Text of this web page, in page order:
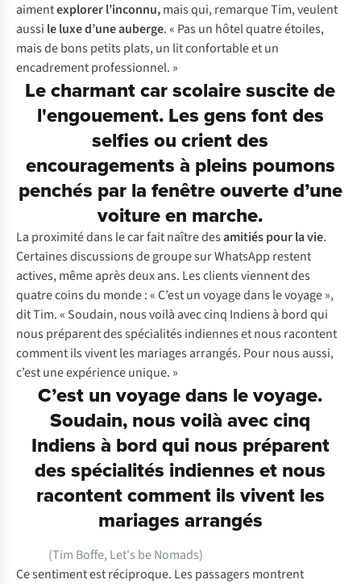
aimentexplorer l’inconnu,mais qui, remarque Tim, veulent
aussi le luxe d’une auberge. « Pas un hôtel quatre étoiles,
mais de bons petits plats, un lit confortable et un
encadrement professionnel. »
Le charmant car scolaire suscite de
l'engouement. Les gens font des
selfies ou crient des
encouragements à pleins poumons
penchés par la fenêtre ouverte d’une
voiture en marche.
La proximité dans le car fait naître desamitiés pour la vie.
Certaines discussions de groupe sur WhatsApp restent
actives, même après deux ans. Les clients viennent des
quatre coins du monde : « C’est un voyage dans le voyage »,
dit Tim. « Soudain, nous voilà avec cinq Indiens à bord qui
nous préparent des spécialités indiennes et nous racontent
comment ils vivent les mariages arrangés. Pour nous aussi,
c’est une expérience unique. »
C’est un voyage dans le voyage.
Soudain, nous voilà avec cinq
Indiens à bord qui nous préparent
des spécialités indiennes et nous
racontent comment ils vivent les
mariages arrangés
(Tim Boffe, Let's be Nomads)
Ce sentiment est réciproque. Les passagers montrent